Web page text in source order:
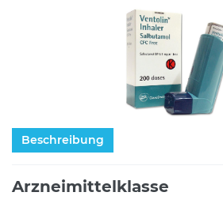
Beschreibung
Arzneimittelklasse